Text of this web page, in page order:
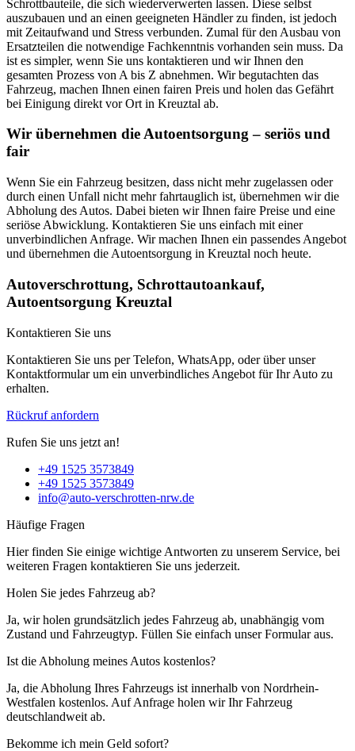
Schrottbauteile, die sich wiederverwerten lassen. Diese selbst
auszubauen und an einen geeigneten Händler zu finden, ist jedoch
mit Zeitaufwand und Stress verbunden. Zumal für den Ausbau von
Ersatzteilen die notwendige Fachkenntnis vorhanden sein muss. Da
ist es simpler, wenn Sie uns kontaktieren und wir Ihnen den
gesamten Prozess von A bis Z abnehmen. Wir begutachten das
Fahrzeug, machen Ihnen einen fairen Preis und holen das Gefährt
bei Einigung direkt vor Ort in Kreuztal ab.
Wir übernehmen die Autoentsorgung – seriös und
fair
Wenn Sie ein Fahrzeug besitzen, dass nicht mehr zugelassen oder
durch einen Unfall nicht mehr fahrtauglich ist, übernehmen wir die
Abholung des Autos. Dabei bieten wir Ihnen faire Preise und eine
seriöse Abwicklung. Kontaktieren Sie uns einfach mit einer
unverbindlichen Anfrage. Wir machen Ihnen ein passendes Angebot
und übernehmen die Autoentsorgung in Kreuztal noch heute.
Autoverschrottung, Schrottautoankauf,
Autoentsorgung Kreuztal
Kontaktieren Sie uns
Kontaktieren Sie uns per Telefon, WhatsApp, oder über unser
Kontaktformular um ein unverbindliches Angebot für Ihr Auto zu
erhalten.
Rückruf anfordern
Rufen Sie uns jetzt an!
+49 1525 3573849
+49 1525 3573849
info@auto-verschrotten-nrw.de
Häufige Fragen
Hier finden Sie einige wichtige Antworten zu unserem Service, bei
weiteren Fragen kontaktieren Sie uns jederzeit.
Holen Sie jedes Fahrzeug ab?
Ja, wir holen grundsätzlich jedes Fahrzeug ab, unabhängig vom
Zustand und Fahrzeugtyp. Füllen Sie einfach unser Formular aus.
Ist die Abholung meines Autos kostenlos?
Ja, die Abholung Ihres Fahrzeugs ist innerhalb von Nordrhein-
Westfalen kostenlos. Auf Anfrage holen wir Ihr Fahrzeug
deutschlandweit ab.
Bekomme ich mein Geld sofort?